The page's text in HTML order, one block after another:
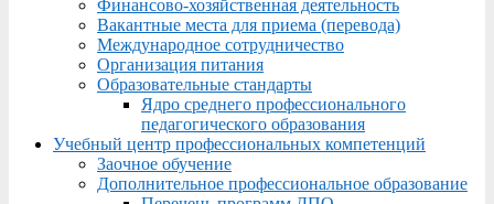
Финансово-хозяйственная деятельность
Вакантные места для приема (перевода)
Международное сотрудничество
Организация питания
Образовательные стандарты
Ядро среднего профессионального
педагогического образования
Учебный центр профессиональных компетенций
Заочное обучение
Дополнительное профессиональное образование